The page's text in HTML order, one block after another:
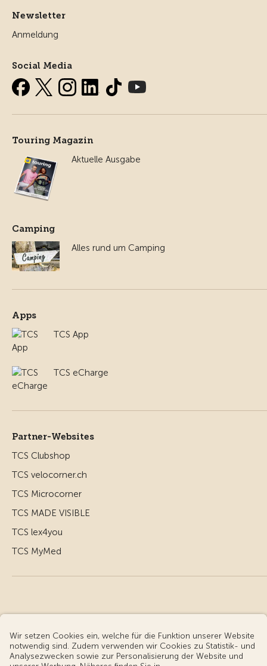
Newsletter
Anmeldung
Social Media
Touring Magazin
Aktuelle Ausgabe
Camping
Alles rund um Camping
Apps
TCS App
TCS eCharge
Partner-Websites
TCS Clubshop
TCS velocorner.ch
TCS Microcorner
TCS MADE VISIBLE
TCS lex4you
TCS MyMed